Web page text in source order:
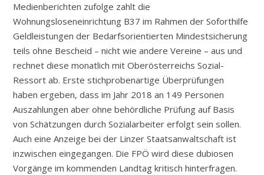
Medienberichten zufolge zahlt die
Wohnungsloseneinrichtung B37 im Rahmen der Soforthilfe
Geldleistungen der Bedarfsorientierten Mindestsicherung
teils ohne Bescheid – nicht wie andere Vereine – aus und
rechnet diese monatlich mit Oberösterreichs Sozial-
Ressort ab. Erste stichprobenartige Überprüfungen
haben ergeben, dass im Jahr 2018 an 149 Personen
Auszahlungen aber ohne behördliche Prüfung auf Basis
von Schätzungen durch Sozialarbeiter erfolgt sein sollen.
Auch eine Anzeige bei der Linzer Staatsanwaltschaft ist
inzwischen eingegangen. Die FPÖ wird diese dubiosen
Vorgänge im kommenden Landtag kritisch hinterfragen.